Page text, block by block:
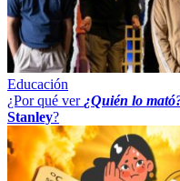
Educación
¿Por qué ver ¿Quién lo
Stanley?